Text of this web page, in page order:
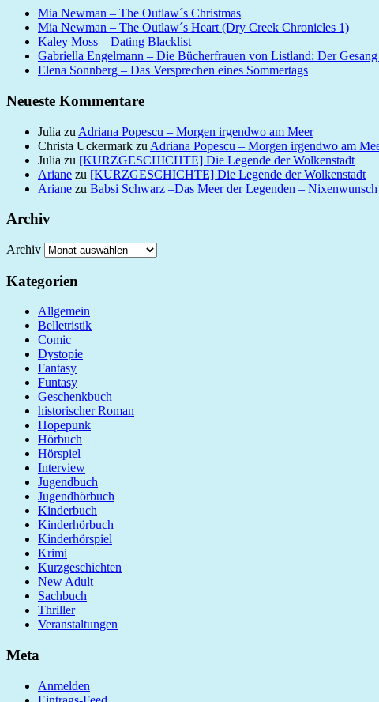
Mia Newman – The Outlaw´s Christmas
Mia Newman – The Outlaw´s Heart (Dry Creek Chronicles 1)
Kaley Moss – Dating Blacklist
Gabriella Engelmann – Die Bücherfrauen von Listland: Der Gesang
Elena Sonnberg – Das Versprechen eines Sommertags
Neueste Kommentare
Julia zu Adriana Popescu – Morgen irgendwo am Meer
Christa Uckermark zu Adriana Popescu – Morgen irgendwo am
Julia zu [KURZGESCHICHTE] Die Legende der Wolkenstadt
Ariane zu [KURZGESCHICHTE] Die Legende der Wolkenstadt
Ariane zu Babsi Schwarz –Das Meer der Legenden – Nixenwunsch
Archiv
Archiv
Kategorien
Allgemein
Belletristik
Comic
Dystopie
Fantasy
Funtasy
Geschenkbuch
historischer Roman
Hopepunk
Hörbuch
Hörspiel
Interview
Jugendbuch
Jugendhörbuch
Kinderbuch
Kinderhörbuch
Kinderhörspiel
Krimi
Kurzgeschichten
New Adult
Sachbuch
Thriller
Veranstaltungen
Meta
Anmelden